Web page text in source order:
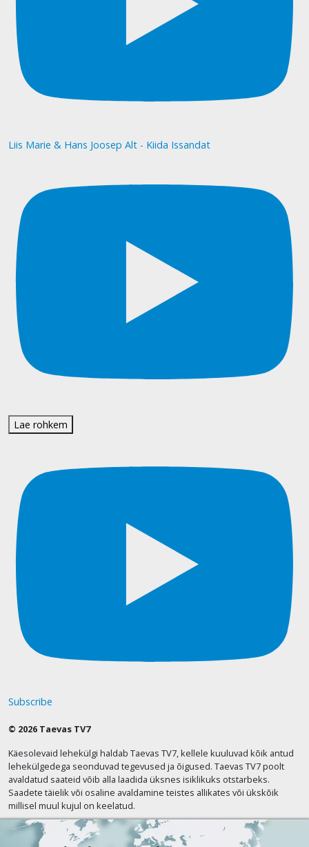
Liis Marie & Hans Joosep Alt - Kiida Issandat
Lae rohkem
Subscribe
© 2026 Taevas TV7
Käesolevaid lehekülgi haldab Taevas TV7, kellele kuuluvad kõik antud
lehekülgedega seonduvad tegevused ja õigused. Taevas TV7 poolt
avaldatud saateid võib alla laadida üksnes isiklikuks otstarbeks.
Saadete täielik või osaline avaldamine teistes allikates või ükskõik
millisel muul kujul on keelatud.